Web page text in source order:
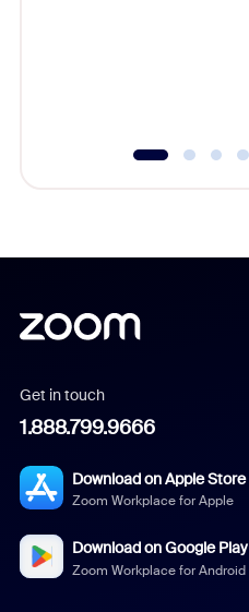
Get in touch
1.888.799.9666
Download on Apple Store
Zoom Workplace for Apple
Download on Google Play
Zoom Workplace for Android